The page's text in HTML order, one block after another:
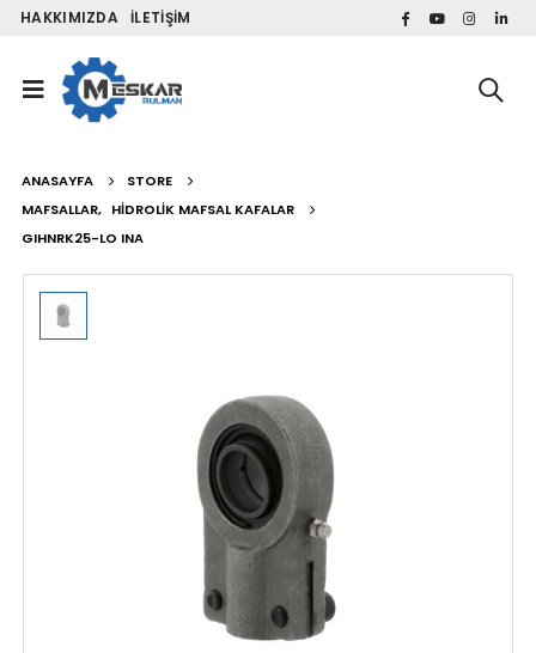
HAKKIMIZDA İLETIŞIM
ANASAYFA
STORE
MAFSALLAR, HIDROLIK MAFSAL KAFALAR
GIHNRK25-LO INA